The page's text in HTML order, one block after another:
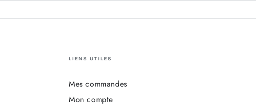
LIENS UTILES
Mes commandes
Mon compte